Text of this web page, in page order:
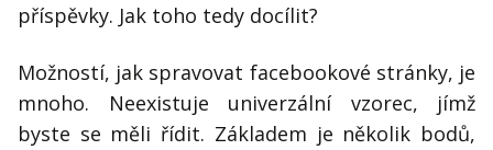
příspěvky. Jak toho tedy docílit?
Možností, jak spravovat facebookové stránky, je
mnoho. Neexistuje univerzální vzorec, jímž
byste se měli řídit. Základem je několik bodů,